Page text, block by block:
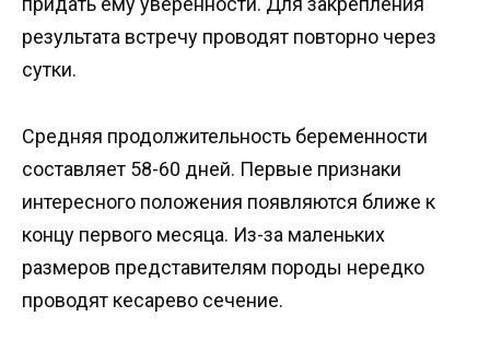
результата встречу проводят повторно через
сутки.
Средняя продолжительность беременности
составляет 58-60 дней. Первые признаки
интересного положения появляются ближе к
концу первого месяца. Из-за маленьких
размеров представителям породы нередко
проводят кесарево сечение.